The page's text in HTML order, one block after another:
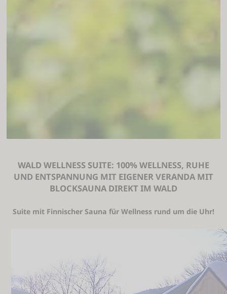
WALD WELLNESS SUITE: 100% WELLNESS, RUHE
UND ENTSPANNUNG MIT EIGENER VERANDA MIT
BLOCKSAUNA DIREKT IM WALD
Suite mit Finnischer Sauna für Wellness rund um die Uhr!